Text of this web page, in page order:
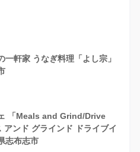
一軒家 うなぎ料理「よし宗」
「Meals and Grind/Drive
アンド グラインド ドライブイ
志布志市